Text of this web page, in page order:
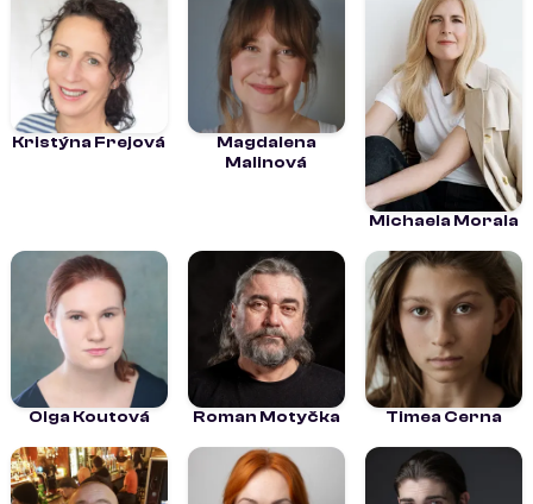
Kristýna Frejová
Magdalena
Malinová
Michaela Morala
Olga Koutová Roman Motyčka Timea Cerna